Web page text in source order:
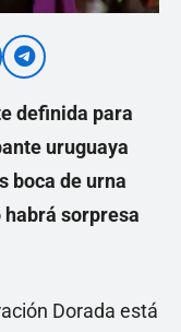
definida para
uruguaya
boca de urna
sorpresa
Dorada está